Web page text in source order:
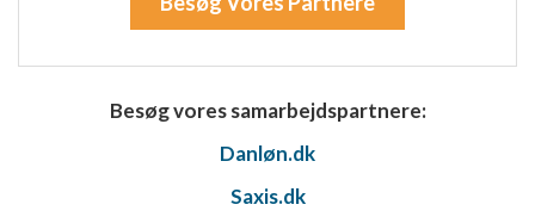
Besøg vores samarbejdspartnere:
Danløn.dk
Saxis.dk
Bruge profiler til at vælge tilpasset indhold
Måle annonceringseffektivitet
Måle indholdseffektivitet